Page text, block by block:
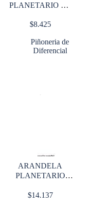
PLANETARIO DS
DIFERENCIAL
$8.425
Piñoneria de
Diferencial
ARANDELA
PLANETARIO
46000 lbs 461
$14.137